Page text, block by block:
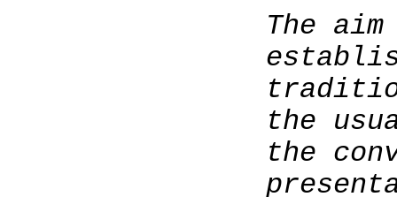
The
the
the